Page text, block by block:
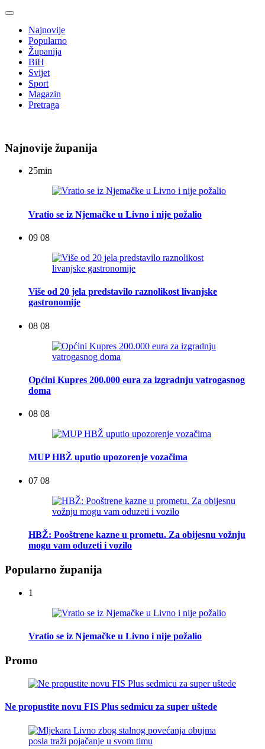
Najnovije
Popularno
Županija
BiH
Svijet
Sport
Magazin
Pretraga
Najnovije županija
25min
Vratio se iz Njemačke u Livno i nije požalio
09 08
Više od 20 jela predstavilo raznolikost livanjske
gastronomije
08 08
Općini Kupres 200.000 eura za izgradnju vatrogasnog
doma
08 08
MUP HBŽ uputio upozorenje vozačima
07 08
HBŽ: Pooštrene kazne u prometu. Za obijesnu vožnju
mogu vam oduzeti i vozilo
Popularno županija
1
Vratio se iz Njemačke u Livno i nije požalio
Promo
Ne propustite novu FIS Plus sedmicu za super uštede